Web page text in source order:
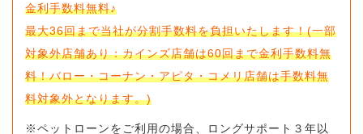
金利手数料無料♪
最大36回まで当社が分割手数料を負担いたします！(一部
対象外店舗あり：カインズ店舗は60回まで金利手数料無
料！バロー・コーナン・アピタ・コメリ店舗は手数料無
料対象外となります。)
※ペットローンをご利用の場合、ロングサポート３年以